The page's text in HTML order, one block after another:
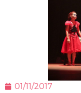
01/11/2017